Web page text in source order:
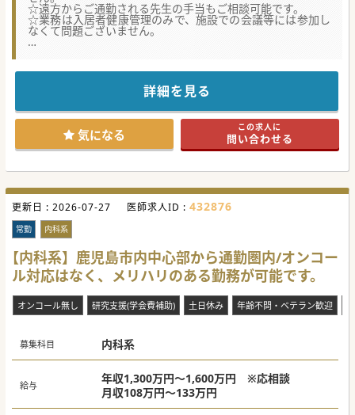
☆遠方からご通勤される先生の手当もご相談可能です。
☆業務は入居者健康管理のみで、施設での会議等には参加し
なくて問題ございません。
心身を癒せる環境があります。
■スタッフ一人ひとりが、安心して未来を描きながら働ける
環境を法人は目指しています。
■看護師や介護士、リハビリ専門職との連携が非常にスムー
ズで、サポート体制も万全です。
【具体的な医療機関情報】
■鹿児島県指宿市に位置する、隣の敷地に病院が併設された
■夜間対応は無く、週4日以下の勤務も可能ですので、先生
のライフスタイルに合わせた働き方を選べます。
■遠方からのご応募の場合、赴任手当や住宅手当のご相談も
可能です。託児施設も完備しており、安心して勤務開始でき
ます。
【やりがい】
■入所者様一人ひとりとじっくり向き合い、穏やかな日々を
支える医療を実践することが可能です。
■内科対応が可能であれば、専門領域を問わず、高齢者医療
の豊富な経験を積みながら学会参加支援も受けられます。
■在籍しているスタッフと良好な関係を築き、チーム医療を
推進してくださる先生を歓迎します。
詳細を見る
気になる この求人に
問い合わせる
更新日 : 2026-07-27 医師求人ID : 432876
常勤 内科系
【内科系】鹿児島市内中心部から通勤圏内/オンコー
ル対応はなく、メリハリのある勤務が可能です。
オンコール無し 研究支援(学会費補助) 土日休み 年齢不問・ベテラン歓迎
募集科目 内科系
給与
年収1,300万円～1,600万円 ※応相談
月収108万円～133万円